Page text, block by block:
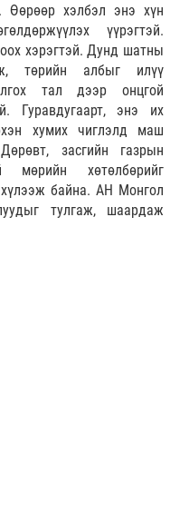
Өөрөөр хэлбэл энэ хүн
үүрэгтэй.
хэрэгтэй. Дунд шатны
төрийн албыг илүү
тал дээр онцгой
Гуравдугаарт, энэ их
хумих чиглэлд маш
засгийн газрын
мөрийн хөтөлбөрийг
байна. АН Монгол
тулгаж, шаардаж